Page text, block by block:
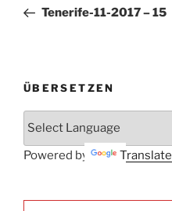
Beitrag
Tenerife-11-2017 – 15
ÜBERSETZEN
Powered by Translate
E-mail ...